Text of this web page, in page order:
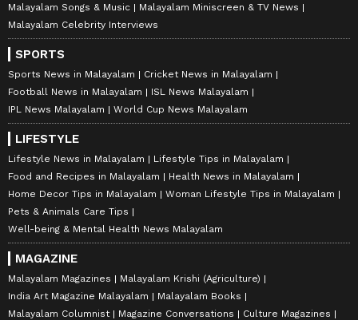
Malayalam Songs & Music
Malayalam Miniscreen & TV News
Malayalam Celebrity Interviews
SPORTS
Sports News in Malayalam
Cricket News in Malayalam
Football News in Malayalam
ISL News Malayalam
IPL News Malayalam
World Cup News Malayalam
LIFESTYLE
Lifestyle News in Malayalam
Lifestyle Tips in Malayalam
Food and Recipes in Malayalam
Health News in Malayalam
Home Decor Tips in Malayalam
Woman Lifestyle Tips in Malayalam
Pets & Animals Care Tips
Well-being & Mental Health News Malayalam
MAGAZINE
Malayalam Magazines
Malayalam Krishi (Agriculture)
India Art Magazine Malayalam
Malayalam Books
Malayalam Columnist
Magazine Conversations
Culture Magazines